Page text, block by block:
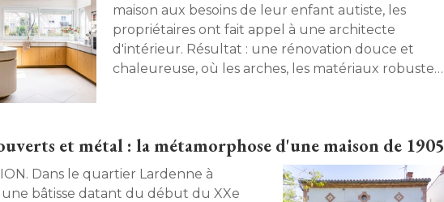
maison aux besoins de leur enfant autiste, les
propriétaires ont fait appel à une architecte
d'intérieur. Résultat : une rénovation douce et
chaleureuse, où les arches, les matériaux robustes
et métal : la métamorphose d'une maison de 1905
Lardenne à
une bâtisse datant du début du XXe